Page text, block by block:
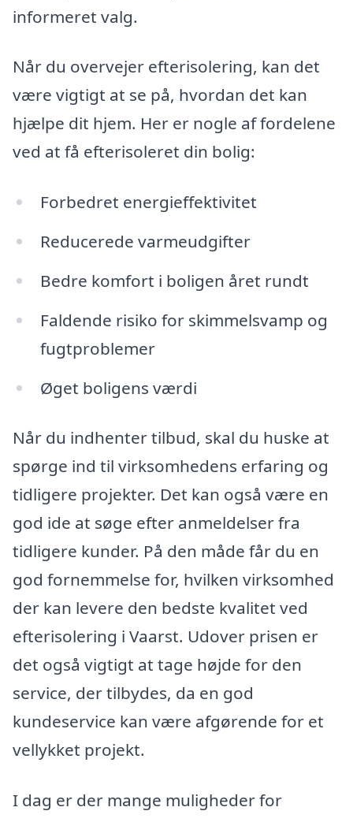
informeret valg.
Når du overvejer efterisolering, kan det
være vigtigt at se på, hvordan det kan
hjælpe dit hjem. Her er nogle af fordelene
ved at få efterisoleret din bolig:
Forbedret energieffektivitet
Reducerede varmeudgifter
Bedre komfort i boligen året rundt
Faldende risiko for skimmelsvamp og
fugtproblemer
Øget boligens værdi
Når du indhenter tilbud, skal du huske at
spørge ind til virksomhedens erfaring og
tidligere projekter. Det kan også være en
god ide at søge efter anmeldelser fra
tidligere kunder. På den måde får du en
god fornemmelse for, hvilken virksomhed
der kan levere den bedste kvalitet ved
efterisolering i Vaarst. Udover prisen er
det også vigtigt at tage højde for den
service, der tilbydes, da en god
kundeservice kan være afgørende for et
vellykket projekt.
I dag er der mange muligheder for